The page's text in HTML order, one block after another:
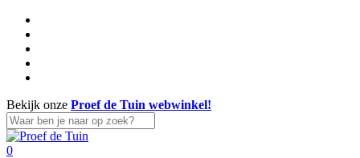
Skip
main
content
Bekijk onze Proef de Tuin webwinkel!
Close
Search
search
account
0